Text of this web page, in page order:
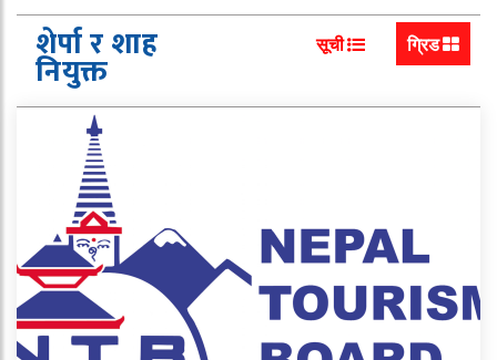
शेर्पा र शाह
नियुक्त
सूची ग्रिड